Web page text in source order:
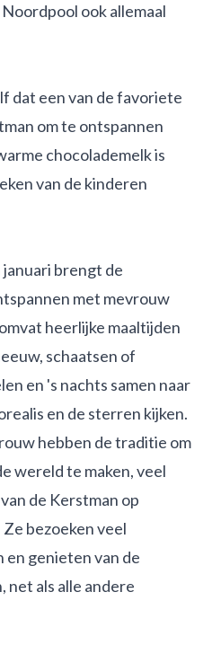
ook allemaal
dat een van de favoriete
om te ontspannen
chocolademelk is
van de kinderen
brengt de
met mevrouw
heerlijke maaltijden
schaatsen of
en 's nachts samen naar
en de sterren kijken.
hebben de traditie om
wereld te maken, veel
de Kerstman op
bezoeken veel
genieten van de
net als alle andere